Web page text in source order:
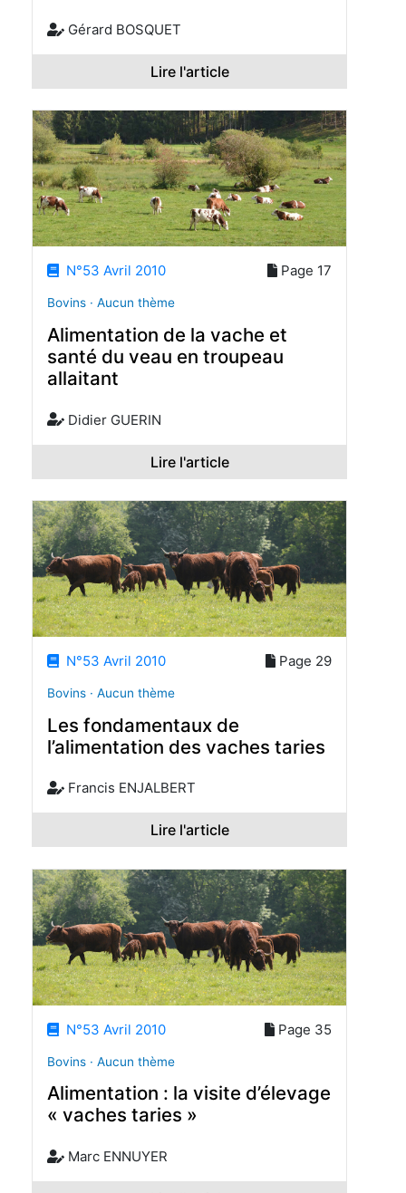
Gérard BOSQUET
Lire l'article
N°53 Avril 2010 Page 17
Bovins · Aucun thème
Alimentation de la vache et
santé du veau en troupeau
allaitant
Didier GUERIN
Lire l'article
N°53 Avril 2010 Page 29
Bovins · Aucun thème
Les fondamentaux de
l’alimentation des vaches taries
Francis ENJALBERT
Lire l'article
N°53 Avril 2010 Page 35
Bovins · Aucun thème
Alimentation : la visite d’élevage
« vaches taries »
Marc ENNUYER